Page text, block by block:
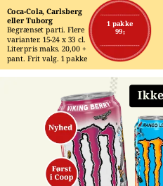
1 pakke
99,-
Coca-Cola, Carlsberg
eller Tuborg
Begrænset parti. Flere
varianter. 15-24 x 33 cl.
Literpris maks. 20,00 +
pant. Frit valg. 1 pakke